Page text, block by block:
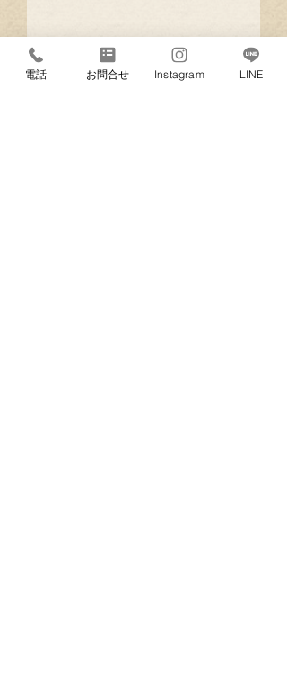
電話 お問合せ Instagram LINE